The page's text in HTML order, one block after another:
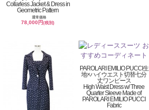
Collarless Jacket & Dress in
Geometric Pattern
通常価格
78,000円(税別)
PAROLARI EMILIO PUCCI生
地×ハイウエスト切替七分
丈ワンピース
High Waist Dress w/ Three
Quarter Sleeve Made of
PAROLARI EMILIO PUCCI
Fabric